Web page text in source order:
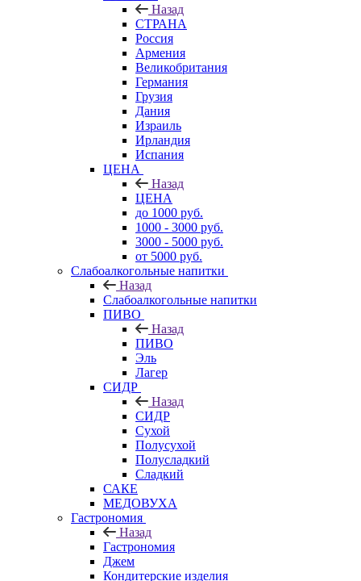
Назад
СТРАНА
Россия
Армения
Великобритания
Германия
Грузия
Дания
Израиль
Ирландия
Испания
ЦЕНА
Назад
ЦЕНА
до 1000 руб.
1000 - 3000 руб.
3000 - 5000 руб.
от 5000 руб.
Слабоалкогольные напитки
Назад
Слабоалкогольные напитки
ПИВО
Назад
ПИВО
Эль
Лагер
СИДР
Назад
СИДР
Сухой
Полусухой
Полусладкий
Сладкий
САКЕ
МЕДОВУХА
Гастрономия
Назад
Гастрономия
Джем
Кондитерские изделия